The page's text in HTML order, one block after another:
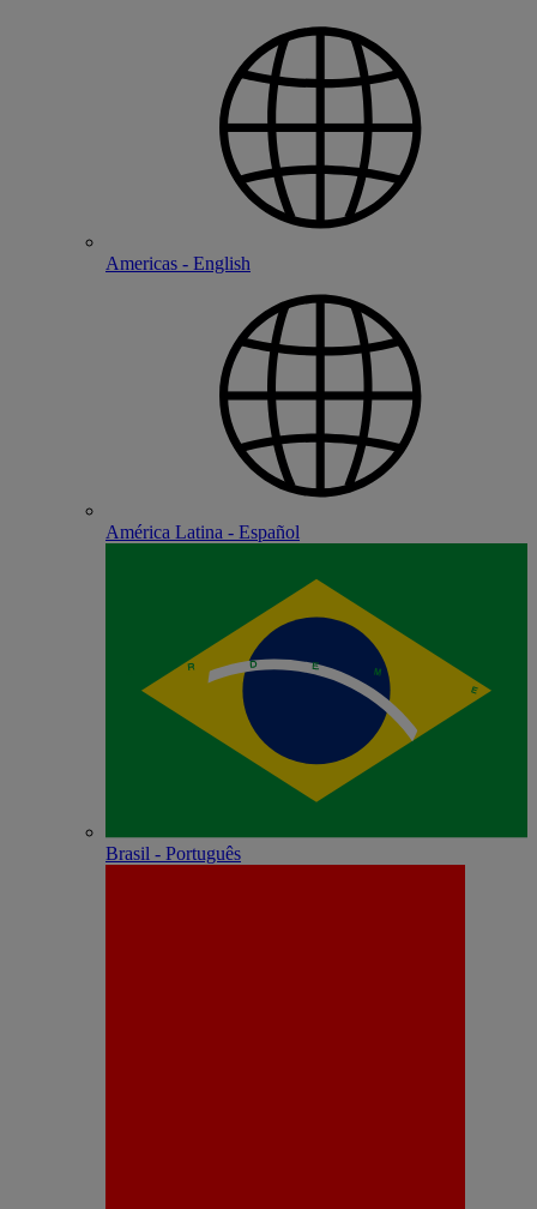
Americas - English
América Latina - Español
Brasil - Português